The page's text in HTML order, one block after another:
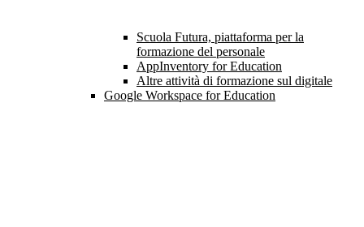
Scuola Futura, piattaforma per la
formazione del personale
AppInventory for Education
Altre attività di formazione sul digitale
Google Workspace for Education